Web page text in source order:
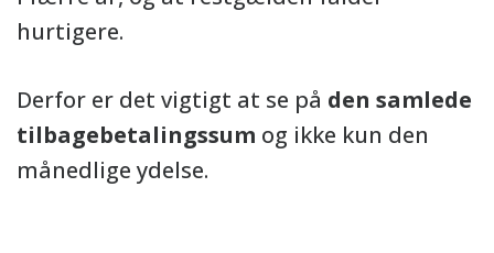
hurtigere.
Derfor er det vigtigt at se på den samlede
tilbagebetalingssum og ikke kun den
månedlige ydelse.